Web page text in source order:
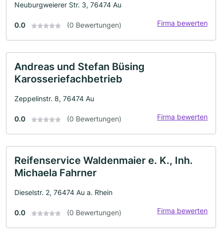
Neuburgweierer Str. 3, 76474 Au
0.0 (0 Bewertungen) Firma bewerten
Andreas und Stefan Büsing
Karosseriefachbetrieb
Zeppelinstr. 8, 76474 Au
0.0 (0 Bewertungen) Firma bewerten
Reifenservice Waldenmaier e. K., Inh.
Michaela Fahrner
Dieselstr. 2, 76474 Au a. Rhein
0.0 (0 Bewertungen) Firma bewerten